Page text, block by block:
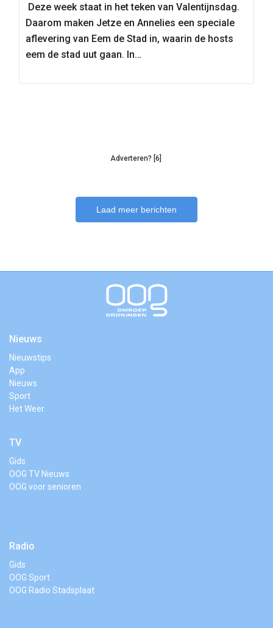
Deze week staat in het teken van Valentijnsdag.
Daarom maken Jetze en Annelies een speciale
aflevering van Eem de Stad in, waarin de hosts
eem de stad uut gaan. In…
Adverteren? [6]
Laad meer berichten
Nieuws
Nieuwstips
App
Nieuws
Sport
Het Weer
TV
Gids
OOG TV Nieuws
OOG voor senioren
Radio
Gids
OOG Sport
OOG Radio Stadsplaat